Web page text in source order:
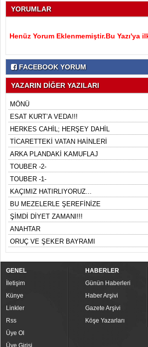
YORUMLAR
Henüz Yorum Eklenmemiştir.Bu Yazı'ya
FACEBOOK YORUM
YAZARIN DİĞER YAZILARI
MÖNÜ
ESAT KURT’A VEDA!!!
HERKES CAHİL; HERŞEY DAHİL
TİCARETTEKİ VATAN HAİNLERİ
ARKA PLANDAKİ KAMUFLAJ
TOUBER -2-
TOUBER -1-
KAÇIMIZ HATIRLIYORUZ...
BU MEZELERLE ŞEREFİNİZE
ŞİMDİ DİYET ZAMANI!!!
ANAHTAR
ORUÇ VE ŞEKER BAYRAMI
GENEL
İletişim
Künye
Linkler
Rss
Üye Ol
Üye Girişi
HABERLER
Günün Haberleri
Haber Arşivi
Gazete Arşivi
Köşe Yazarları